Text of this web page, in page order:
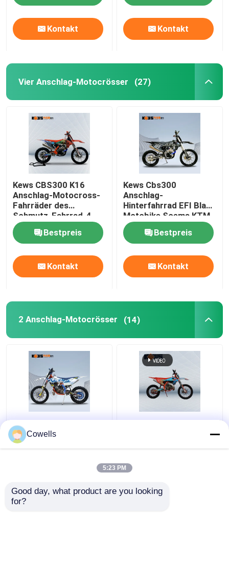
Kontakt Kontakt
Vier Anschlag-Motocrösser (27)
Kews CBS300 K16
Anschlag-Motocross-
Fahrräder des
Schmutz-Fahrrad-4
mit Scheiben-Bremse
Bestpreis
Kontakt
Kews Cbs300
Anschlag-
Hinterfahrrad EFI Black
Motobike Soems KTM
4
Bestpreis
Kontakt
2 Anschlag-Motocrösser (14)
Des Modell-K18 In
Loncins MT250 zwei
flüssige abgekühlte
Anschlag-Motocross-
Kews 2 Anschlag-
Cowells
5:23 PM
Good day, what product are you looking
for?